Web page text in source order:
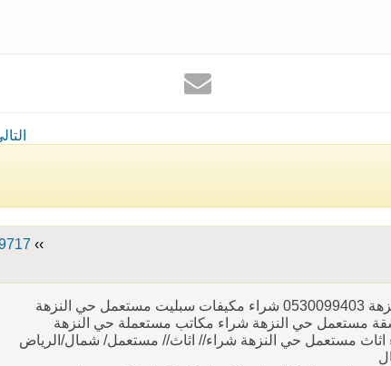
←
››
شراء مطابخ مستعملة حي النزهة 0530099403شراء مكيفات مستعمل حي النزهة 0530099403 شراء مكيفات سبليت مستعمل حي النزهة
مستعملة حي النزهة 0530099403 شراء اثاث شقة مستعمل حي النزهة شراء مكاتب مستعملة حي النزهة
اثاث مستعمل حي النزهة 0530099403محلات شراء اثاث مستعمل حي النزهة شراء// اثاث// مستعمل/ شمال/الرياض